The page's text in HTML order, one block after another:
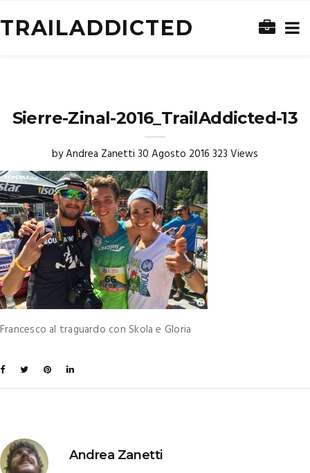
TRAILADDICTED
Sierre-Zinal-2016_TrailAddicted-13
byAndrea Zanetti 30 Agosto 2016 323 Views
Francesco al traguardo con Skola e Gloria
Andrea Zanetti